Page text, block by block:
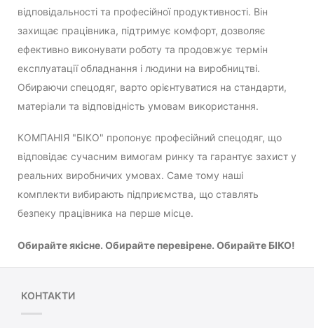
відповідальності та професійної продуктивності. Він
захищає працівника, підтримує комфорт, дозволяє
ефективно виконувати роботу та продовжує термін
експлуатації обладнання і людини на виробництві.
Обираючи спецодяг, варто орієнтуватися на стандарти,
матеріали та відповідність умовам використання.
КОМПАНІЯ "БІКО" пропонує професійний спецодяг, що
відповідає сучасним вимогам ринку та гарантує захист у
реальних виробничих умовах. Саме тому наші
комплекти вибирають підприємства, що ставлять
безпеку працівника на перше місце.
Обирайте якісне. Обирайте перевірене. Обирайте БІКО!
КОНТАКТИ